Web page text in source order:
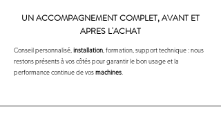
UN ACCOMPAGNEMENT COMPLET, AVANT ET
APRES L'ACHAT
Conseil personnalisé, installation , formation, support technique : nous
restons présents à vos côtés pour garantir le bon usage et la
performance continue de vosmachines